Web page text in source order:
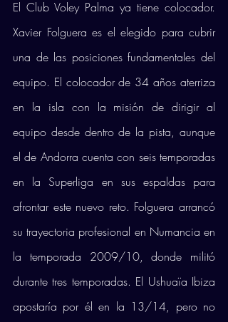
El Club Voley Palma ya tiene colocador.
Xavier Folguera es el elegido para cubrir
una de las posiciones fundamentales del
equipo. El colocador de 34 años aterriza
en la isla con la misión de dirigir al
equipo desde dentro de la pista, aunque
el de Andorra cuenta con seis temporadas
en la Superliga en sus espaldas para
afrontar este nuevo reto. Folguera arrancó
su trayectoria profesional en Numancia en
la temporada 2009/10, donde militó
durante tres temporadas. El Ushuaïa Ibiza
apostaría por él en la 13/14, pero no